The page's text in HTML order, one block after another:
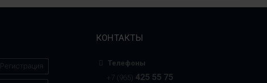
Регистрация
КОНТАКТЫ
Телефоны
+7 (965) 425 55 75